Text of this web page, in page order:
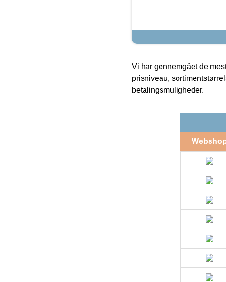
Vi har gennemgået de
prisniveau,
betalingsmuligheder.
Webshop